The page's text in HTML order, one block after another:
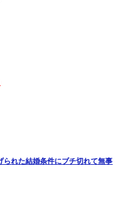
れた結婚条件にブチ切れて無事